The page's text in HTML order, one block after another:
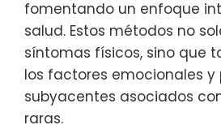
fomentando un enfoque
salud. Estos métodos no
síntomas físicos, sino que
los factores emocionales y
subyacentes asociados
raras.